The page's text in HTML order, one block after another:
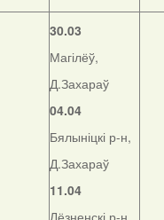
30.03
Магілёў,
Д.Захараў
04.04
Бялыніцкі р-н,
Д.Захараў
11.04